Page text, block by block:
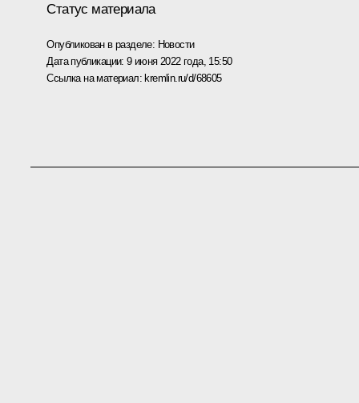
Статус материала
Опубликован в разделе: Новости
Дата публикации:9 июня 2022 года, 15:50
Ссылка на материал: kremlin.ru/d/68605